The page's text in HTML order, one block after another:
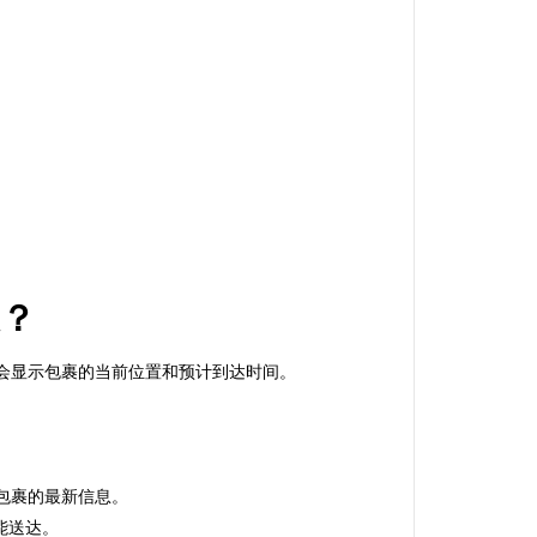
示包裹的当前位置和预计到达时间。
的最新信息。
达。